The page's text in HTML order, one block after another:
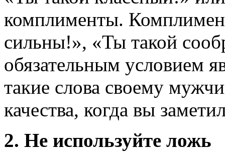
комплименты.
сильны!», «Ты такой
обязательным условием
такие слова своему
качества, когда вы
2. Не используйте ложь